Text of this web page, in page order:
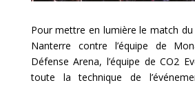
Pour mettre en lumière le match du
Nanterre contre l’équipe de
Défense Arena, l’équipe de CO2
toute la technique de